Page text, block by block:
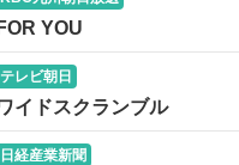
FOR YOU
テレビ朝日
イドスクランブル
日経産業新聞